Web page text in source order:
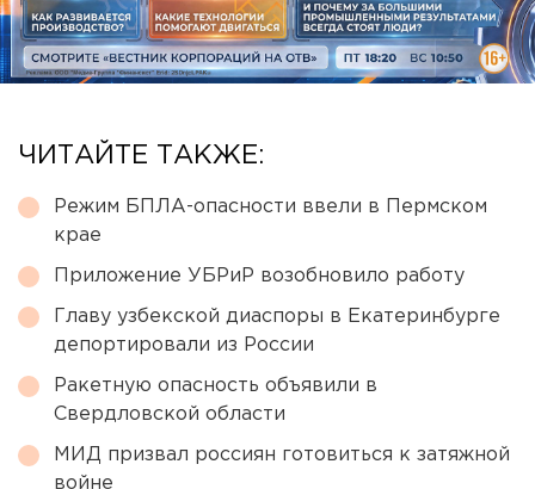
ЧИТАЙТЕ ТАКЖЕ:
Режим БПЛА-опасности ввели в Пермском
крае
Приложение УБРиР возобновило работу
Главу узбекской диаспоры в Екатеринбурге
депортировали из России
Ракетную опасность объявили в
Свердловской области
МИД призвал россиян готовиться к затяжной
войне